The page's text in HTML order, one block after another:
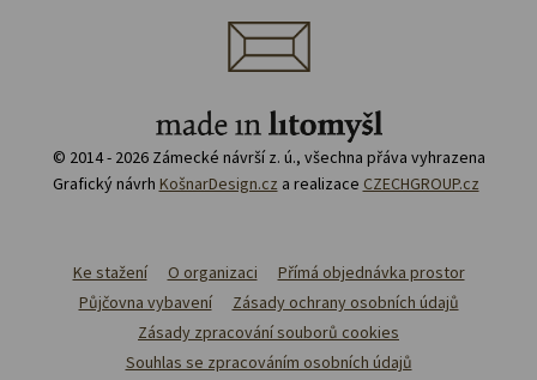
© 2014 - 2026 Zámecké návrší z. ú., všechna přáva vyhrazena
Grafický návrh KošnarDesign.cz a realizace CZECHGROUP.cz
Ke stažení O organizaci
Přímá objednávka prostor
Půjčovna vybavení
Zásady ochrany osobních údajů
Zásady zpracování souborů cookies
Souhlas se zpracováním osobních údajů